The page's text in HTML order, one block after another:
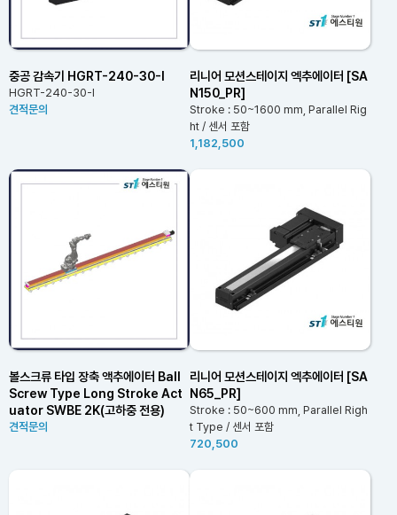
중공 감속기 HGRT-240-30-I
HGRT-240-30-I
견적문의
리니어 모션스테이지 엑추에이터 [SA
N150_PR]
Stroke : 50~1600 mm, Parallel Rig
ht / 센서 포함
1,182,500
볼스크류 타입 장축 액추에이터 Ball
Screw Type Long Stroke Act
uator SWBE 2K(고하중 전용)
견적문의
리니어 모션스테이지 엑추에이터 [SA
N65_PR]
Stroke : 50~600 mm, Parallel Righ
t Type / 센서 포함
720,500